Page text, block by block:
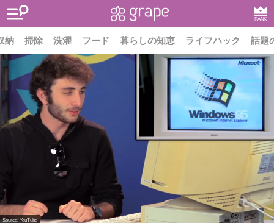
RANK
納 掃除 洗濯 フード 暮らしの知恵 ライフハック 話題
Source: YouTube